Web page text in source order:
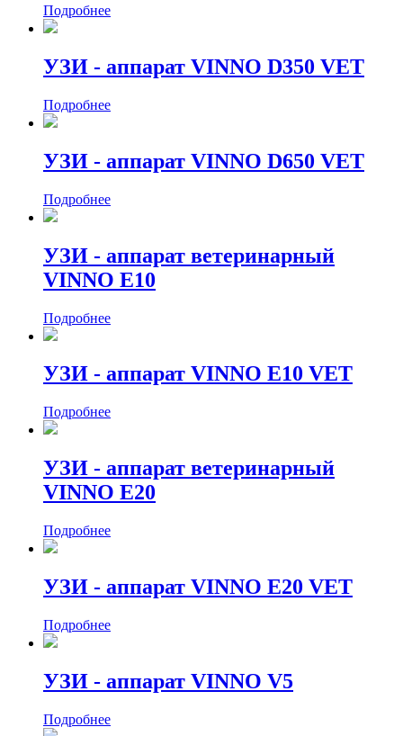
Подробнее
УЗИ - аппарат VINNO D350 VET
Подробнее
УЗИ - аппарат VINNO D650 VET
Подробнее
УЗИ - аппарат ветеринарный
VINNO E10
Подробнее
УЗИ - аппарат VINNO E10 VET
Подробнее
УЗИ - аппарат ветеринарный
VINNO E20
Подробнее
УЗИ - аппарат VINNO E20 VET
Подробнее
УЗИ - аппарат VINNO V5
Подробнее